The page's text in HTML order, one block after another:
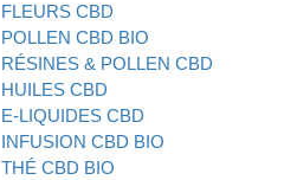
FLEURS CBD
POLLEN CBD BIO
RÉSINES & POLLEN CBD
HUILES CBD
E-LIQUIDES CBD
INFUSION CBD BIO
THÉ CBD BIO